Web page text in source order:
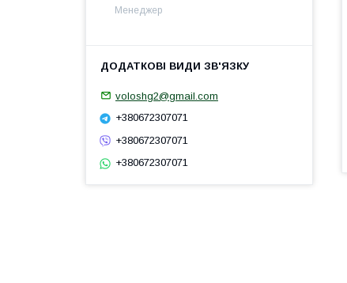
Менеджер
voloshg2@gmail.com
+380672307071
+380672307071
+380672307071